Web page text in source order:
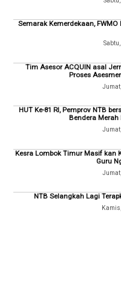
Semarak Kemerdekaan,
Tim Asesor ACQUIN asal
Proses
HUT Ke-81 RI, Pemprov NTB
Bendera
Kesra Lombok Timur Masif kan
Guru
NTB Selangkah Lagi